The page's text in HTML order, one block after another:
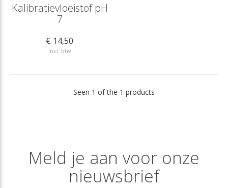
Kalibratievloeistof pH
7
€ 14,50
Incl. btw
Seen 1 of the 1 products
Meld je aan voor onze
nieuwsbrief